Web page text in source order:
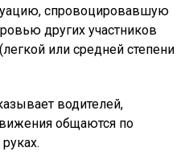
спровоцировавшую
других участников
или средней степени
водителей,
общаются по